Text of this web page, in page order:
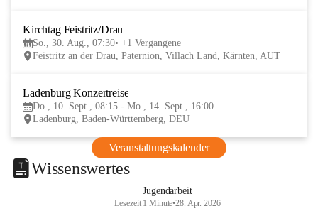
Kirchtag Feistritz/Drau
So., 30. Aug., 07:30 +1 Vergangene
Feistritz an der Drau, Paternion, Villach Land, Kärnten, AUT
Ladenburg Konzertreise
Do., 10. Sept., 08:15 - Mo., 14. Sept., 16:00
Ladenburg, Baden-Württemberg, DEU
Veranstaltungskalender
Wissenswertes
Jugendarbeit
Lesezeit 1 Minute•28. Apr. 2026